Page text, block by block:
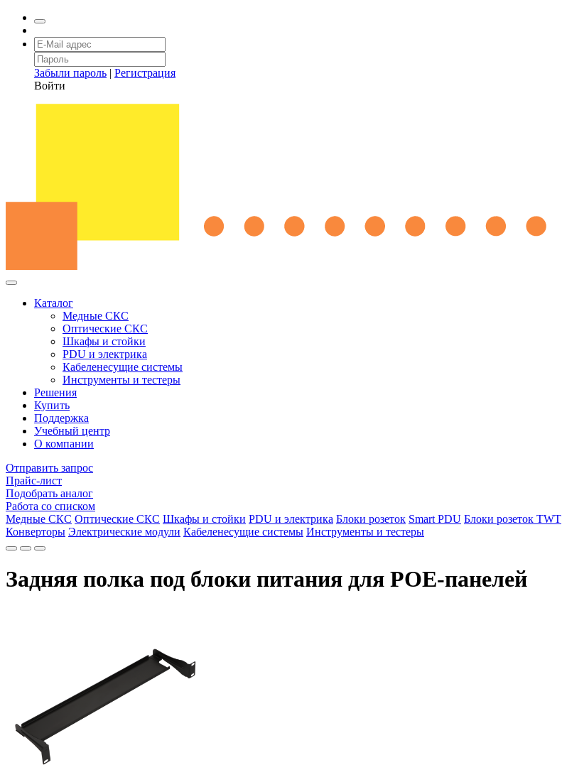
Забыли пароль | Регистрация
Войти
Каталог
Медные СКС
Оптические СКС
Шкафы и стойки
PDU и электрика
Кабеленесущие системы
Инструменты и тестеры
Решения
Купить
Поддержка
Учебный центр
О компании
Отправить запрос
Прайс-лист
Подобрать аналог
Работа со списком
Медные СКС Оптические СКС Шкафы и стойки PDU и электрика Блоки розеток Smart PDU Блоки розеток TWT
Конверторы Электрические модули Кабеленесущие системы Инструменты и тестеры
Задняя полка под блоки питания для POE-панелей